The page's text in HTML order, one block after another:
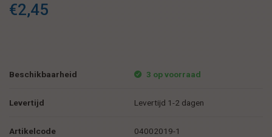
€2,45
Beschikbaarheid 3 op voorraad
Levertijd Levertijd 1-2 dagen
Artikelcode 04002019-1